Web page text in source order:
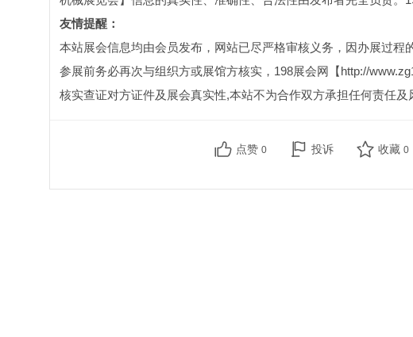
友情提醒：
本站展会信息均由会员发布，网站已尽严格审核义务，因办展过
参展前务必再次与组织方或展馆方核实，198展会网【http://
核实查证对方证件及展会真实性,本站不为合作双方承担任何责任及
点赞 0 投诉 收藏 0